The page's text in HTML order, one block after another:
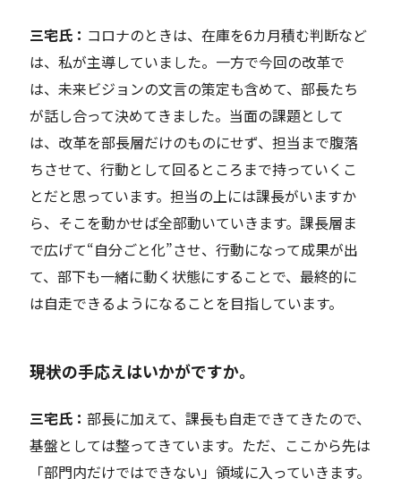
三宅氏： コロナのときは、在庫を6カ月積む判断など
は、私が主導していました。一方で今回の改革で
は、未来ビジョンの文言の策定も含めて、部長たち
が話し合って決めてきました。当面の課題として
は、改革を部長層だけのものにせず、担当まで腹落
ちさせて、行動として回るところまで持っていくこ
とだと思っています。担当の上には課長がいますか
ら、そこを動かせば全部動いていきます。課長層ま
で広げて“自分ごと化”させ、行動になって成果が出
て、部下も一緒に動く状態にすることで、最終的に
は自走できるようになることを目指しています。
――現状の手応えはいかがですか。
三宅氏：部長に加えて、課長も自走できてきたので、
基盤としては整ってきています。ただ、ここから先は
「部門内だけではできない」領域に入っていきます。